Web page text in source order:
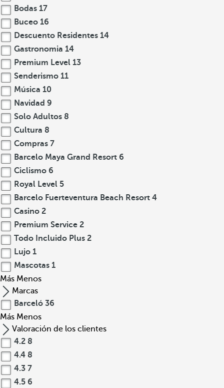
Bodas 17
Buceo 16
Descuento Residentes 14
Gastronomia 14
Premium Level 13
Senderismo 11
Música 10
Navidad 9
Solo Adultos 8
Cultura 8
Compras 7
Barcelo Maya Grand Resort 6
Ciclismo 6
Royal Level 5
Barcelo Fuerteventura Beach Resort 4
Casino 2
Premium Service 2
Todo Incluido Plus 2
Lujo 1
Mascotas 1
Más Menos
Marcas
Barceló 36
Más Menos
Valoración de los clientes
4.2 8
4.4 8
4.3 7
4.5 6